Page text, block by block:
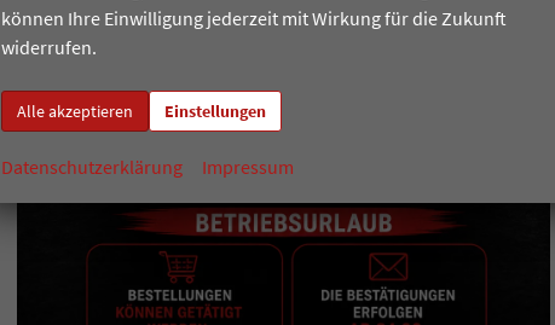
können Ihre Einwilligung jederzeit mit Wirkung für die Zukunft
widerrufen.
Alle akzeptieren Einstellungen
Datenschutzerklärung Impressum